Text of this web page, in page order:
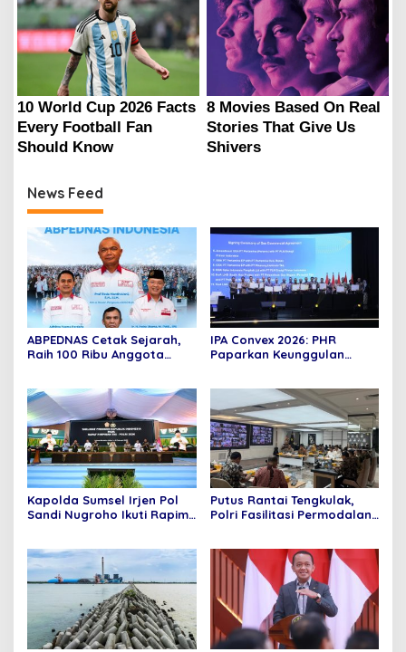
News Feed
ABPEDNAS Cetak Sejarah,
Raih 100 Ribu Anggota
IPA Convex 2026: PHR
Paparkan Keunggulan
Regional 1 Sumatra
Kapolda Sumsel Irjen Pol
Sandi Nugroho Ikuti Rapim
Putus Rantai Tengkulak,
Polri Fasilitasi Permodalan